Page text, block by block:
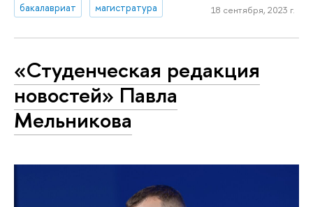
бакалавриат
магистратура 18 сентября, 2023 г.
«Студенческая редакция
новостей» Павла
Мельникова